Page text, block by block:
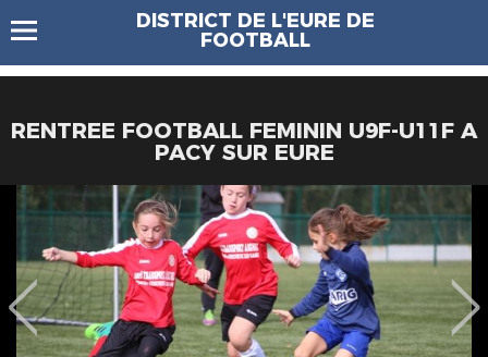
DISTRICT DE L'EURE DE
FOOTBALL
RENTREE FOOTBALL FEMININ U9F-U11F A
PACY SUR EURE